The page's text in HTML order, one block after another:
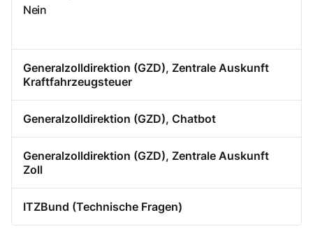
Nein
Generalzolldirektion (GZD), Zentrale Auskunft
Kraftfahrzeugsteuer
Generalzolldirektion (GZD), Chatbot
Generalzolldirektion (GZD), Zentrale Auskunft
Zoll
ITZBund (Technische Fragen)